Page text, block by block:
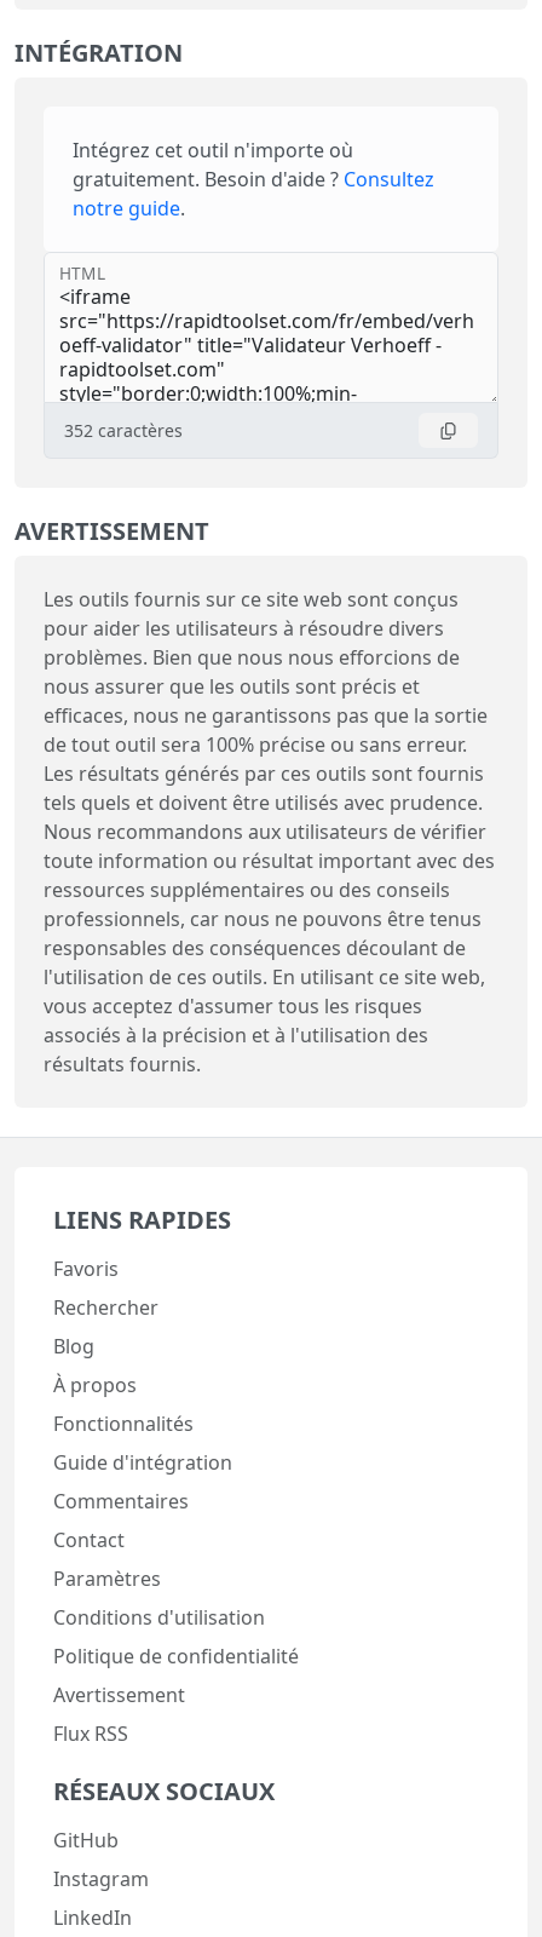
INTÉGRATION
Intégrez cet outil n'importe où
gratuitement. Besoin d'aide ? Consultez
notre guide.
HTML
352 caractères
AVERTISSEMENT
Les outils fournis sur ce site web sont conçus
pour aider les utilisateurs à résoudre divers
problèmes. Bien que nous nous efforcions de
nous assurer que les outils sont précis et
efficaces, nous ne garantissons pas que la sortie
de tout outil sera 100% précise ou sans erreur.
Les résultats générés par ces outils sont fournis
tels quels et doivent être utilisés avec prudence.
Nous recommandons aux utilisateurs de vérifier
toute information ou résultat important avec des
ressources supplémentaires ou des conseils
professionnels, car nous ne pouvons être tenus
responsables des conséquences découlant de
l'utilisation de ces outils. En utilisant ce site web,
vous acceptez d'assumer tous les risques
associés à la précision et à l'utilisation des
résultats fournis.
LIENS RAPIDES
Favoris
Rechercher
Blog
À propos
Fonctionnalités
Guide d'intégration
Commentaires
Contact
Paramètres
Conditions d'utilisation
Politique de confidentialité
Avertissement
Flux RSS
RÉSEAUX SOCIAUX
GitHub
Instagram
LinkedIn